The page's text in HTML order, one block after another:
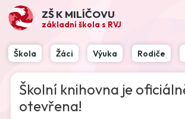
ZŠ K MILÍČOVU
základní škola s RVJ
Škola Žáci Výuka Rodiče
Školní knihovna je
otevřena!